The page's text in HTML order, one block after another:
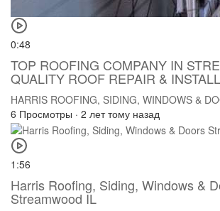
0:48
TOP ROOFING COMPANY IN
QUALITY ROOF REPAIR &
HARRIS ROOFING, SIDING, WINDOWS &
6 Просмотры · 2 лет тому назад
1:56
Harris Roofing, Siding, Windows &
Streamwood IL